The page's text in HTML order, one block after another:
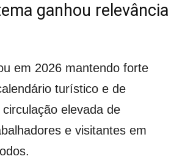
ganhou relevância
em 2026 mantendo forte
turístico e de
elevada de
e visitantes em